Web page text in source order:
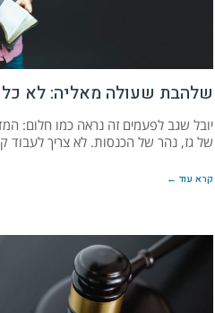
שלהבת שעולה מאליה: לא
יובל שגב לפעמים זה נראה כמו חלום:
של גז, נהר של הכנסות. לא צריך לעבוד
קרא עוד ←